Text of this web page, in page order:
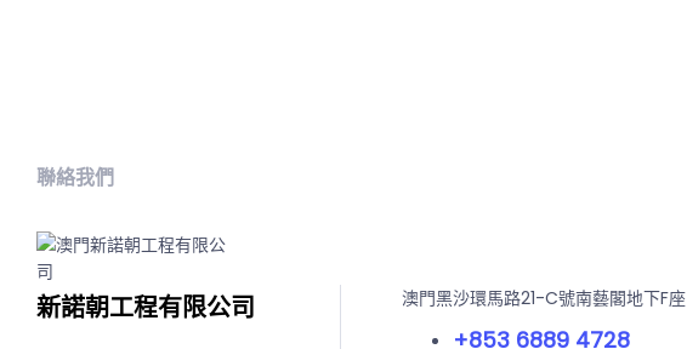
聯絡我們
新諾朝工程有限公司 澳門黑沙環馬路21-C號南藝閣地下F座
+853 6889 4728